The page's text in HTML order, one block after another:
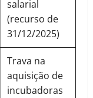
salarial
(recurso de
31/12/2025)
Trava na
aquisição de
incubadoras